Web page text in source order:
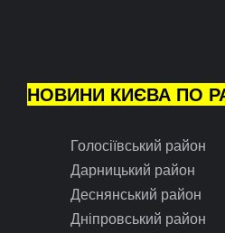
НОВИНИ КИЄВА ПО
Голосіївський район
Дарницький район
Деснянський район
Дніпровський район